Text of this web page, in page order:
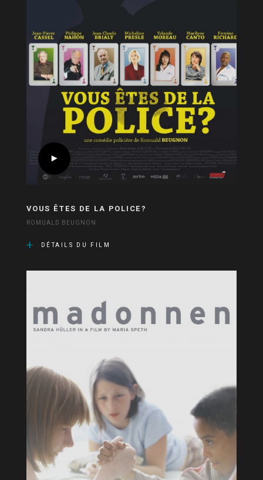
VOUS ÊTES DE LA POLICE?
ROMUALD BEUGNON
DÉTAILS DU FILM